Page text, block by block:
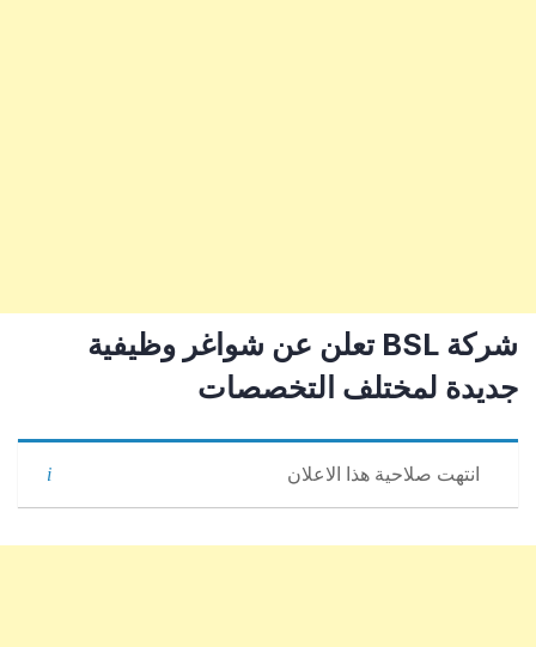
شركة BSL تعلن عن شواغر وظيفية
جديدة لمختلف التخصصات
انتهت صلاحية هذا الاعلان